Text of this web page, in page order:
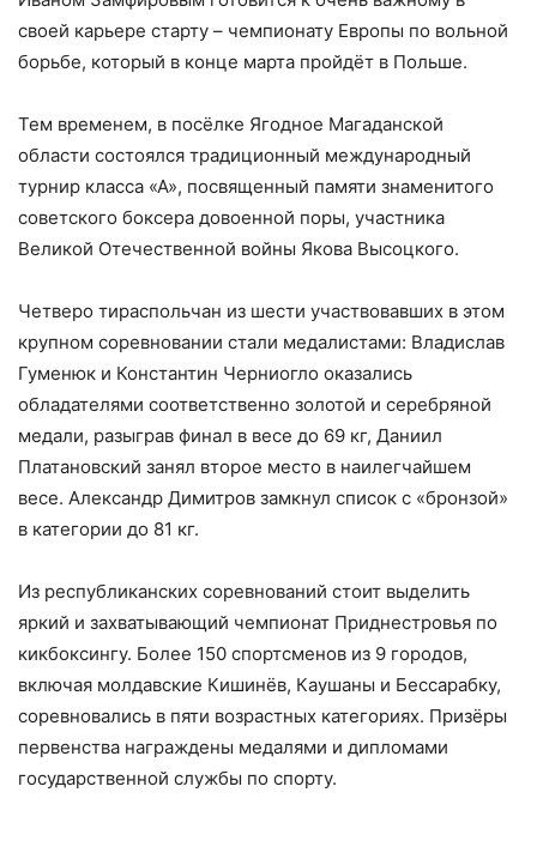
своей карьере старту – чемпионату Европы по вольной
борьбе, который в конце марта пройдёт в Польше.
Тем временем, в посёлке Ягодное Магаданской
области состоялся традиционный международный
турнир класса «А», посвященный памяти знаменитого
советского боксера довоенной поры, участника
Великой Отечественной войны Якова Высоцкого.
Четверо тираспольчан из шести участвовавших в этом
крупном соревновании стали медалистами: Владислав
Гуменюк и Константин Черниогло оказались
обладателями соответственно золотой и серебряной
медали, разыграв финал в весе до 69 кг, Даниил
Платановский занял второе место в наилегчайшем
весе. Александр Димитров замкнул список с «бронзой»
в категории до 81 кг.
Из республиканских соревнований стоит выделить
яркий и захватывающий чемпионат Приднестровья по
кикбоксингу. Более 150 спортсменов из 9 городов,
включая молдавские Кишинёв, Каушаны и Бессарабку,
соревновались в пяти возрастных категориях. Призёры
первенства награждены медалями и дипломами
государственной службы по спорту.